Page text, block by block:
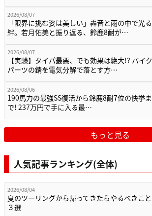
2026/08/07
「限界に挑む姿は美しい」轟音と雨の中で光る
絆。若月佑美と振り返る、鈴鹿8耐が…
2026/08/07
【実験】タイパ最悪、でも効果は絶大!? バイク
パーツの錆を電気分解で落とす方…
2026/08/06
190馬力の最強SS復活から鈴鹿8耐7位の快挙ま
で! 237万円で手に入る最…
もっと見る
人気記事ランキング(全体)
2026/08/04
夏のツーリングから帰ってきたらやるべきこと
３選